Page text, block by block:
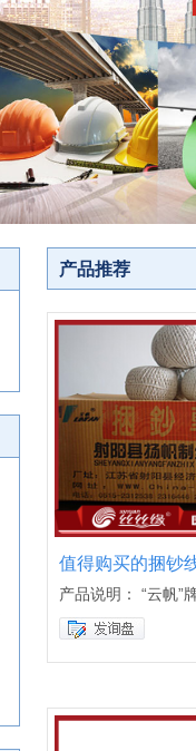
产品推荐
值得购买的捆钞
产品说明： “云帆”